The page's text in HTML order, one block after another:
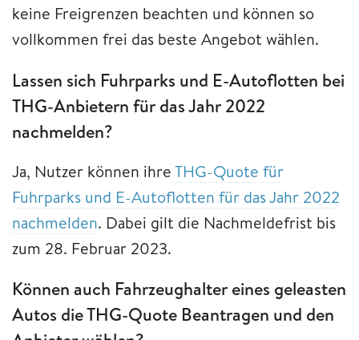
keine Freigrenzen beachten und können so
vollkommen frei das beste Angebot wählen.
Lassen sich Fuhrparks und E-Autoflotten bei
THG-Anbietern für das Jahr 2022
nachmelden?
Ja, Nutzer können ihreTHG-Quote für
Fuhrparks und E-Autoflotten für das Jahr 2022
nachmelden. Dabei gilt die Nachmeldefrist bis
zum 28. Februar 2023.
Können auch Fahrzeughalter eines geleasten
Autos die THG-Quote Beantragen und den